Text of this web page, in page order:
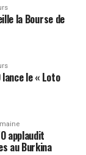
la Bourse de
lance le « Loto
applaudit
au Burkina